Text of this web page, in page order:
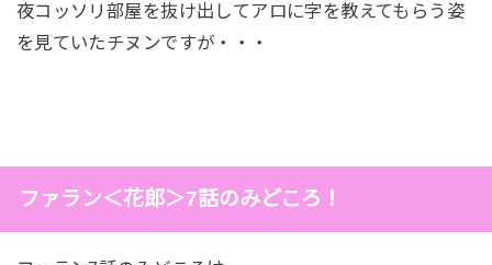
夜コッソリ部屋を抜け出してアロに字を教えてもらう姿
を見ていたチヌンですが・・・
ファラン＜花郎＞7話のみどころ！